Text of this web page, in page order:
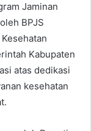
Jaminan
BPJS
Kabupaten
atas dedikasi
kesehatan